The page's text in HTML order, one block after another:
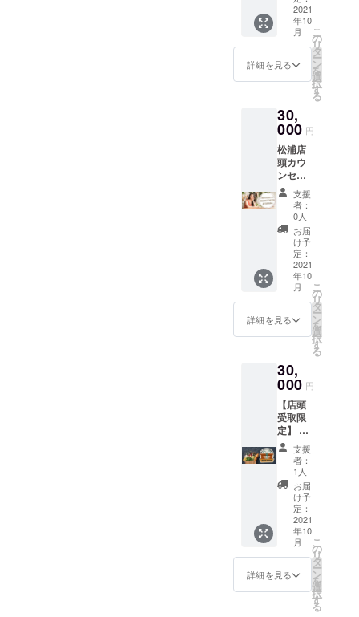
くの方に、
オーガニッ
クの魅力、
心地良さを
知っていた
共に健康で
幸せになっ
てほしいと
いう熱い想
いを込め
て、全力
で、取り組
んでいきた
いと考えて
います。
nyoum
arket.c
om/
【内
容】 ■
（下記
のうち1
上） -
パー
フェク
トチョ
コレー
https://i
nyoum
arket.c
om/cat
egory/-/
375-1 -
むぎが
ゆ
https://i
om/cat
egory/-/
910-3 ■
その他
イン
ユー
マー
ケット
で販売
してい
る商品
より1点
～3点ほ
ど組み
合わせ
けいた
しま
MARKE
Tが厳選
した商
品を詰
め合わ
せいた
ンユー
マー
ケット
で実際
に購入
する
と、3万
円以上
のもの
をお届
け！
https://i
nyoum
arket.c
om/
【内
容】 ■
（下記
のうち2
上） -
飲むミ
ネラル
https://i
nyoum
arket.c
om/cat
egory/
minery/
501-1 -
ビタミ
ンC
https://i
nyoum
2021
年10
月
詳細を見る
こ
の
リ
タ
ー
ン
を
選
択
す
る
30,
000 円
松浦店
頭カウ
ンセリ
ング/お
悩み相
談/あな
たに
合った
商品ア
ドバイ
ス（45
分間）
希望者
には
ツー
撮影！
■有効期
限 2021
年10月1
日〜
2022年
9月30日
■日程調
整方法
メール
※店頭ま
での交
通費は
ご支援
者様に
ご負担
いただ
支援
者：
0人
お届
け予
定：
2021
年10
月
詳細を見る
こ
の
リ
タ
ー
ン
を
選
択
す
る
30,
000 円
【店頭
受取限
定】 開
店祝い
ギフト
ボック
ス イン
ユーが
厳選し
たオー
ガニッ
クアイ
テムを
詰め合
わせた
支援
者：
1人
お届
け予
定：
2021
年10
月
詳細を見る
こ
の
リ
タ
ー
ン
を
選
択
す
る